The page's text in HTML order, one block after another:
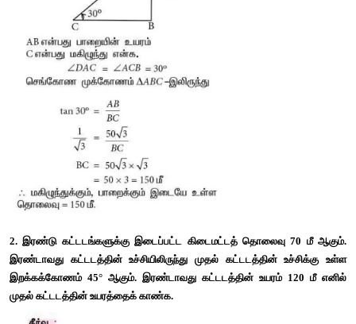
தரையிலுள்ள மகிழுந்து ஒன்று பார்க்கப்படுகிறது எனில்,
இடையேயுள்ள தொலைவைக் காண்க.